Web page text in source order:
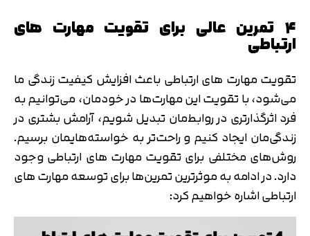
۴ تمرین عالی برای تقویت مهارت های
ارتباطی
تقویت مهارت های ارتباطی باعث افزایش کیفیت زندگی ما
می‌شود، با تقویت این مهارت‌ها در خودمان، می‌توانیم به
فرد اثرگذارتری در روابط‌مان تبدیل شویم، آرامش بشتری در
زندگی‌مان ایجاد کنیم و راحت‌تر به خواسته‌هایمان برسیم.
روش‌های مختلفی برای تقویت مهارت های ارتباطی وجود
دارد. در ادامه به موثرترین تمرین‌ها برای توسعه مهارت های
ارتباطی اشاره خواهیم کرد: